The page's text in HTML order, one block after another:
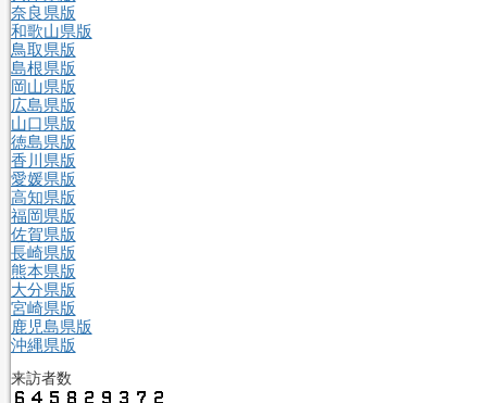
奈良県版
和歌山県版
鳥取県版
島根県版
岡山県版
広島県版
山口県版
徳島県版
香川県版
愛媛県版
高知県版
福岡県版
佐賀県版
長崎県版
熊本県版
大分県版
宮崎県版
鹿児島県版
沖縄県版
来訪者数